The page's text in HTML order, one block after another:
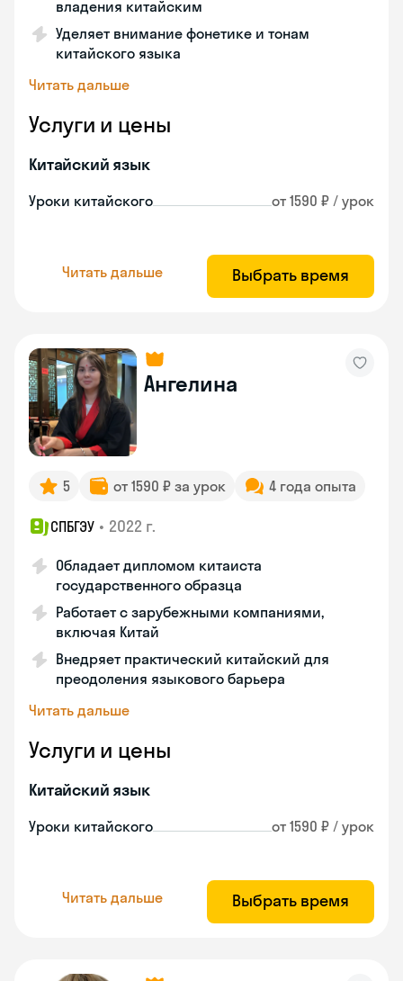
владения китайским
Уделяет внимание фонетике и тонам
китайского языка
Читать дальше
Услуги и цены
Китайский язык
Уроки китайского от 1590 ₽ / урок
Читать дальше Выбрать время
Ангелина
5 от 1590 ₽ за урок 4 года опыта
СПБГЭУ • 2022 г.
Обладает дипломом китаиста
государственного образца
Работает с зарубежными компаниями,
включая Китай
Внедряет практический китайский для
преодоления языкового барьера
Читать дальше
Услуги и цены
Китайский язык
Уроки китайского от 1590 ₽ / урок
Читать дальше Выбрать время